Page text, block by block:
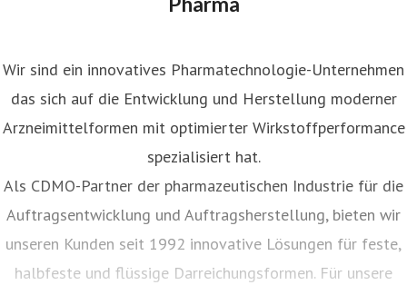
Wir sind ein innovatives Pharmatechnologie-Unternehmen
das sich auf die Entwicklung und Herstellung moderner
Arzneimittelformen mit optimierter Wirkstoffperformance
spezialisiert hat.
Als CDMO-Partner der pharmazeutischen Industrie für die
Auftragsentwicklung und Auftragsherstellung, bieten wir
unseren Kunden seit 1992 innovative Lösungen für feste,
halbfeste und flüssige Darreichungsformen. Für unsere